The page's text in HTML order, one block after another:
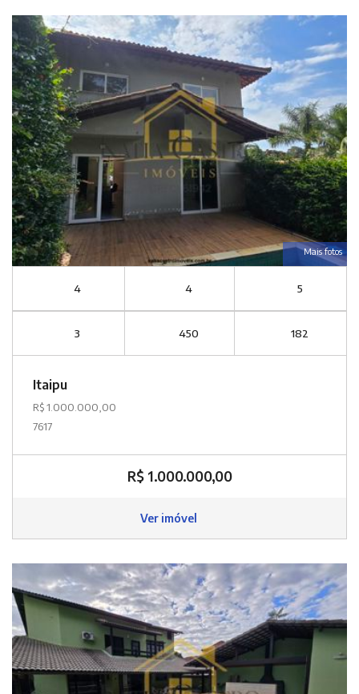
Mais fotos
4 4 5
3 450 182
Itaipu
R$ 1.000.000,00
7617
R$ 1.000.000,00
Ver imóvel